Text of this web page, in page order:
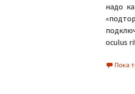
надо
oculus
Пока